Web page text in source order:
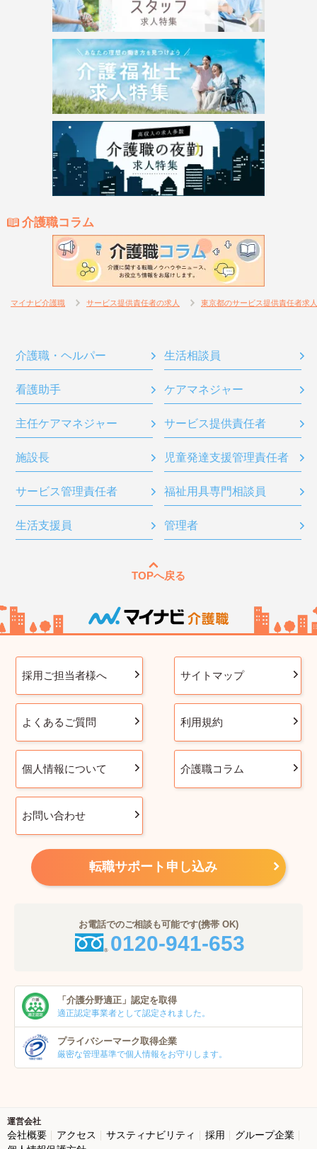
介護職コラム
マイナビ介護職 サービス提供責任者の求人 東京都のサービス提供責任者求人
介護職・ヘルパー 生活相談員
看護助手 ケアマネジャー
主任ケアマネジャー サービス提供責任者
施設長 児童発達支援管理責任者
サービス管理責任者 福祉用具専門相談員
生活支援員 管理者
TOPへ戻る
採用ご担当者様へ サイトマップ
よくあるご質問 利用規約
個人情報について 介護職コラム
お問い合わせ
転職サポート申し込み
お電話でのご相談も可能です(携帯 OK)
0120-941-653
「介護分野適正」 認定を取得
適正認定事業者として認定されました。
プライバシーマーク取得企業
厳密な管理基準で個人情報をお守りします。
運営会社
会社概要 アクセス サスティナビリティ 採用
グループ企業